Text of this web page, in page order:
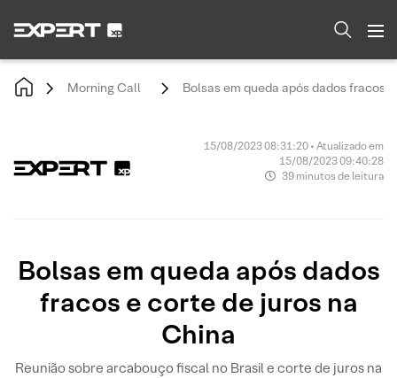
Morning Call Bolsas em queda após dados fracos
15/08/2023 08:31:20 • Atualizado em
15/08/2023 09:40:28
39 minutos de leitura
Bolsas em queda após dados
fracos e corte de juros na
China
Reunião sobre arcabouço fiscal no Brasil e corte de juros na